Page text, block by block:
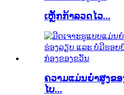
ເຫຼັກກ້າລວດໄວ...
ຄວາມແມ່ນຍໍາສູງຂອ
ໄບ...